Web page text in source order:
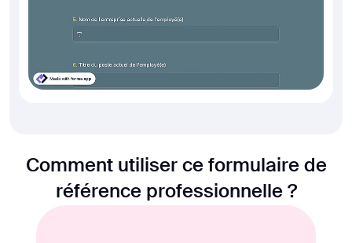
Comment utiliser ce formulaire de
référence professionnelle ?